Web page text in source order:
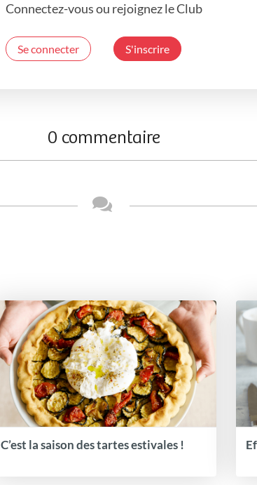
Connectez-vous ou rejoignez le Club
Se connecter S'inscrire
0 commentaire
C’est la saison des tartes estivales !